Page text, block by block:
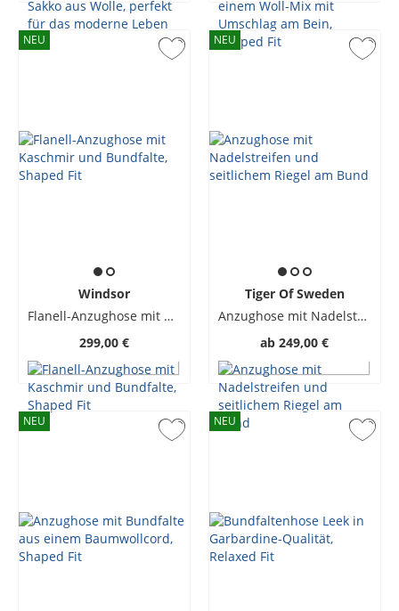
NEU
Windsor
Flanell-Anzughose mit Kaschmir und Bundfalte, Shaped Fit
299,00 €
NEU
Tiger Of Sweden
Anzughose mit Nadelstreifen und seitlichem Riegel am Bund
ab 249,00 €
NEU NEU